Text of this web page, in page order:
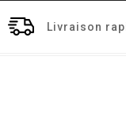
Livraison rapide